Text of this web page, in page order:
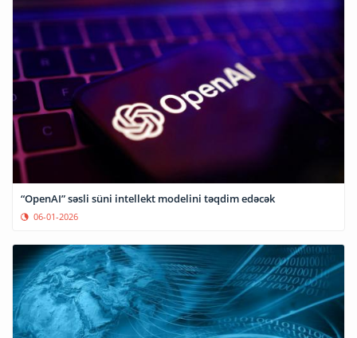
“OpenAI” səsli süni intellekt modelini təqdim edəcək
06-01-2026